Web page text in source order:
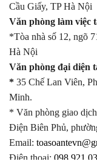
Cầu Giấy, TP Hà Nội
Văn phòng làm việc
*Tòa nhà số 12, ngõ
Hà Nội
Văn phòng đại diện
* 35 Chế Lan Viên,
Minh.
* Văn phòng giao
Điện Biên Phủ,
Email:
Điện thoại: